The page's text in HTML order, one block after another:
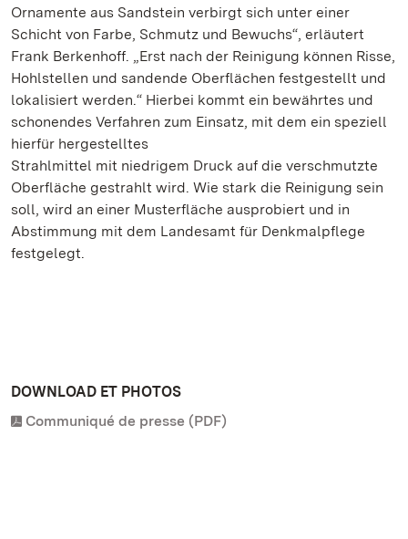
Ornamente aus Sandstein verbirgt sich unter einer
Schicht von Farbe, Schmutz und Bewuchs“, erläutert
Frank Berkenhoff. „Erst nach der Reinigung können Risse,
Hohlstellen und sandende Oberflächen festgestellt und
lokalisiert werden.“ Hierbei kommt ein bewährtes und
schonendes Verfahren zum Einsatz, mit dem ein speziell
hierfür hergestelltes
Strahlmittel mit niedrigem Druck auf die verschmutzte
Oberfläche gestrahlt wird. Wie stark die Reinigung sein
soll, wird an einer Musterfläche ausprobiert und in
Abstimmung mit dem Landesamt für Denkmalpflege
festgelegt.
DOWNLOAD ET PHOTOS
Communiqué de presse (PDF)